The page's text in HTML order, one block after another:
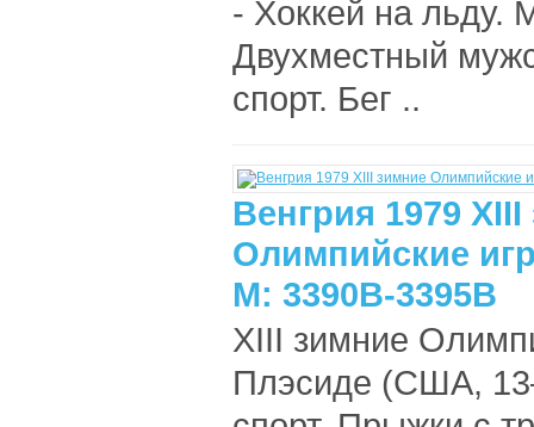
- Хоккей на льду.
Двухместный
спорт. Бег ..
Венгрия 1979
Олимпийские
M: 3390B-3395B
XIII зимние
Плэсиде (США,